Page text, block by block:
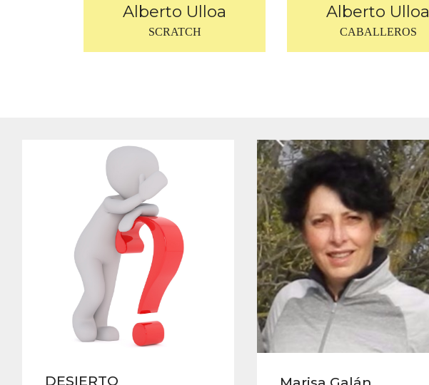
Alberto Ulloa
SCRATCH
Alberto Ulloa
CABALLEROS
DESIERTO